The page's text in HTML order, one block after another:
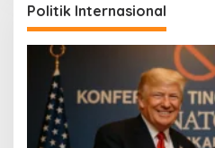
Politik Internasional